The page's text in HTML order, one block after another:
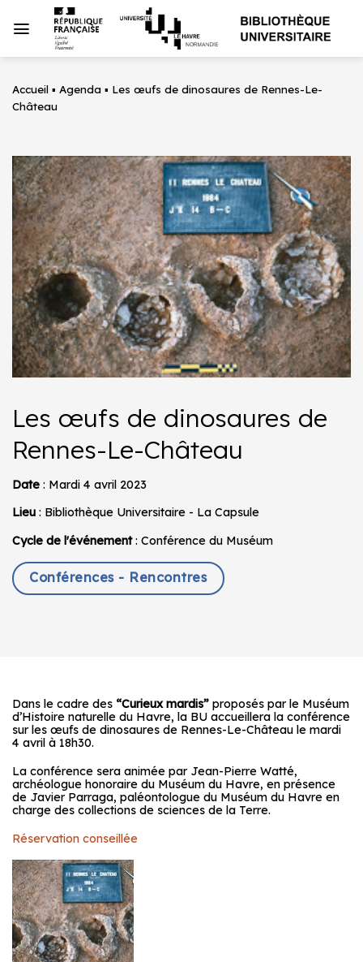
au
Accueil ▪ Agenda ▪ Les œufs de dinosaures de Rennes-Le-
Château
Les œufs de dinosaures de
Rennes-Le-Château
Date : Mardi 4 avril 2023
Lieu : Bibliothèque Universitaire - La Capsule
Cycle de l'événement: Conférence du Muséum
Conférences - Rencontres
Dans le cadre des “Curieux mardis” proposés par le Muséum
d’Histoire naturelle du Havre, la BU accueillera la conférence
sur les œufs de dinosaures de Rennes-Le-Château le mardi
4 avril à 18h30.
La conférence sera animée par Jean-Pierre Watté,
archéologue honoraire du Muséum du Havre, en présence
de Javier Parraga, paléontologue du Muséum du Havre en
charge des collections de sciences de la Terre.
Réservation conseillée